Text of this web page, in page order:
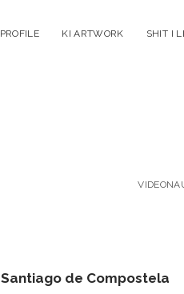
PROFILE KI ARTWORK SHIT I
Santiago de Compostela